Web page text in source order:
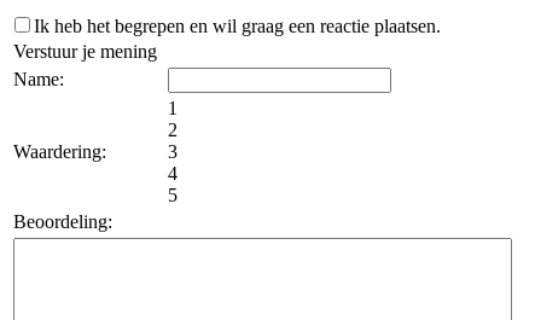
Ik heb het begrepen en wil graag een reactie plaatsen.
Verstuur je mening
Name:
Waardering:
1
2
3
4
5
Beoordeling: